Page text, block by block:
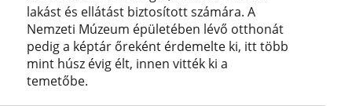
lakást és ellátást biztosított számára. A
Nemzeti Múzeum épületében lévő otthonát
pedig a képtár őreként érdemelte ki, itt több
mint húsz évig élt, innen vitték ki a
temetőbe.